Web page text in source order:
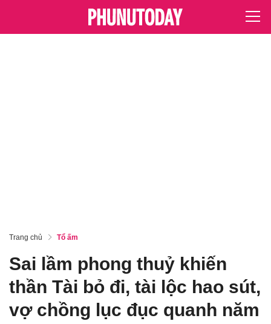
Trang chủ Tổ ấm
Sai lầm phong thuỷ khiến
thần Tài bỏ đi, tài lộc hao sút,
vợ chồng lục đục quanh năm